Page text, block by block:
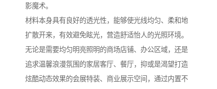
影魔术。
材料本身具有良好的透光性，能够使光线均匀、柔和地
扩散开来，有效避免眩光，营造舒适怡人的光照环境。
无论是需要均匀明亮照明的商场店铺、办公区域，还是
追求温馨浪漫氛围的家居客厅、餐厅，抑或是渴望打造
炫酷动态效果的会展特装、商业展示空间，通过内置不